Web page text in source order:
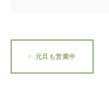
元旦も営業中